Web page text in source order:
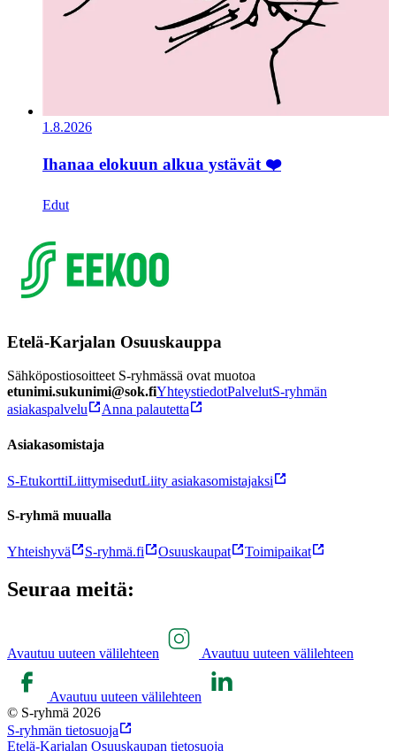
1.8.2026
Ihanaa elokuun alkua ystävät ❤️
Edut
Etelä-Karjalan Osuuskauppa
Sähköpostiosoitteet S-ryhmässä ovat muotoa
etunimi.sukunimi@sok.fiYhteystiedotPalvelutS-ryhmän
asiakaspalvelu
Anna palautetta
Asiakasomistaja
S-EtukorttiLiittymisedutLiity asiakasomistajaksi
S-ryhmä muualla
Yhteishyvä S-ryhmä.fi Osuuskaupat Toimipaikat
Seuraa meitä:
Avautuu uuteen välilehteen Avautuu uuteen välilehteen
Avautuu uuteen välilehteen
© S-ryhmä 2026
S-ryhmän tietosuoja
Etelä-Karjalan Osuuskaupan tietosuoja